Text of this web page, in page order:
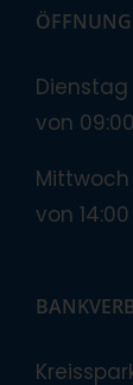
von
Mittwoch
von